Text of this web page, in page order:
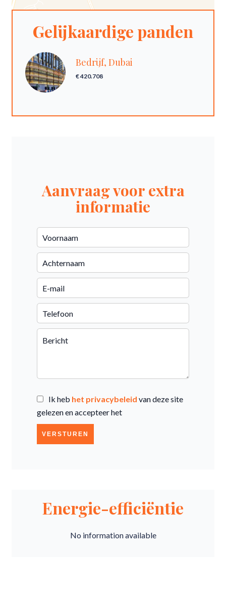
Gelijkaardige panden
Bedrijf, Dubai
€ 420.708
Aanvraag voor extra
informatie
Ik heb het privacybeleid van deze site
gelezen en accepteer het
VERSTUREN
Energie-efficiëntie
No information available